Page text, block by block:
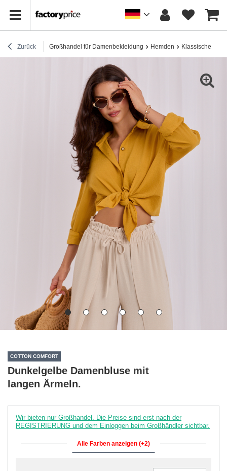
Zurück Großhandel für Damenbekleidung Hemden Klassische
COTTON COMFORT
Dunkelgelbe Damenbluse mit
langen Ärmeln.
Wir bieten nur Großhandel. Die Preise sind erst nach der
REGISTRIERUNG und dem Einloggen beim Großhändler sichtbar.
Alle Farben anzeigen (+2)